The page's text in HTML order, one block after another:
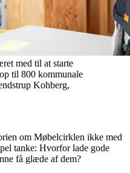
med til at starte
til 800 kommunale
Kohberg,
om Møbelcirklen ikke med
tanke: Hvorfor lade gode
få glæde af dem?